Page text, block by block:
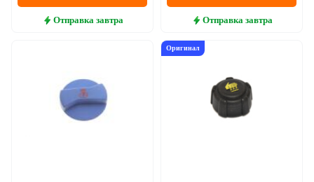
Отправка завтра Отправка завтра
Оригинал